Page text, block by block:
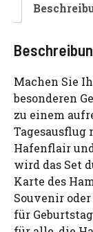
Machen Sie
besonderen
zu einem
Tagesausflug
Hafenflair
wird das Set
Karte des
Souvenir
für